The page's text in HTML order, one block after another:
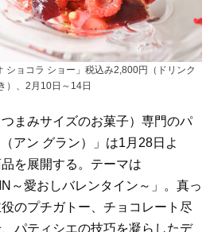
ショコラ ショー」税込み2,800円（ドリンク
）、2月10日～14日
まみサイズのお菓子）専門のパ
アン グラン）」は1月28日よ
を展開する。テーマは
～愛おしバレンタイン～」。真っ
のプチガトー、チョコレート尽
パティシエの技巧を凝らしたデ